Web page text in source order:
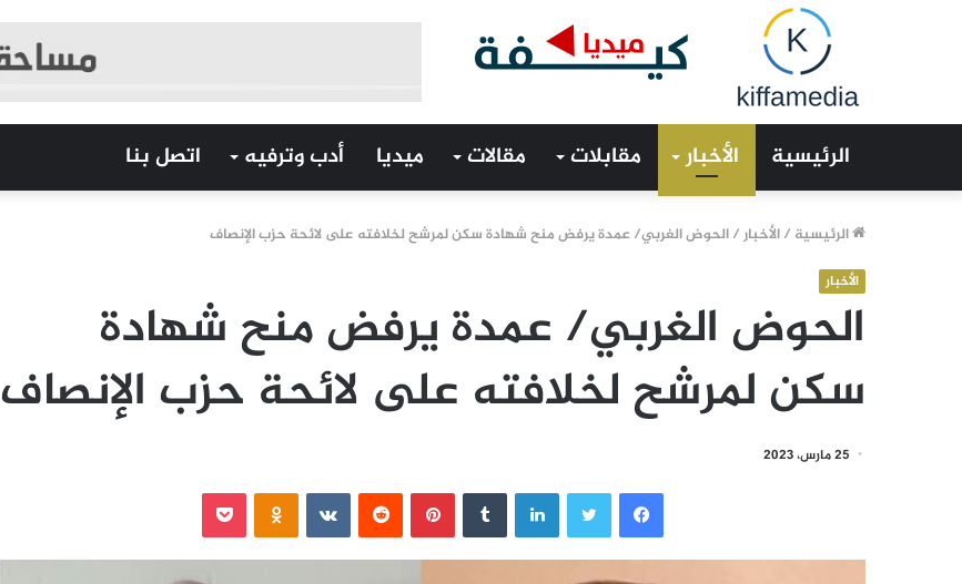
الرئيسية الأخبار مقابلات مقالات ميديا أدب وترفيه اتصل بنا
الرئيسية /الأخبار/الحوض الغربي/ عمدة يرفض منح شهادة سكن لمرشح لخلافته على لائحة حزب الإنصاف
الأخبار
الحوض الغربي/ عمدة يرفض منح شهادة
سكن لمرشح لخلافته على لائحة حزب الإنصاف
25 مارس، 2023
فيسبوك لينكدإن بينتيريست